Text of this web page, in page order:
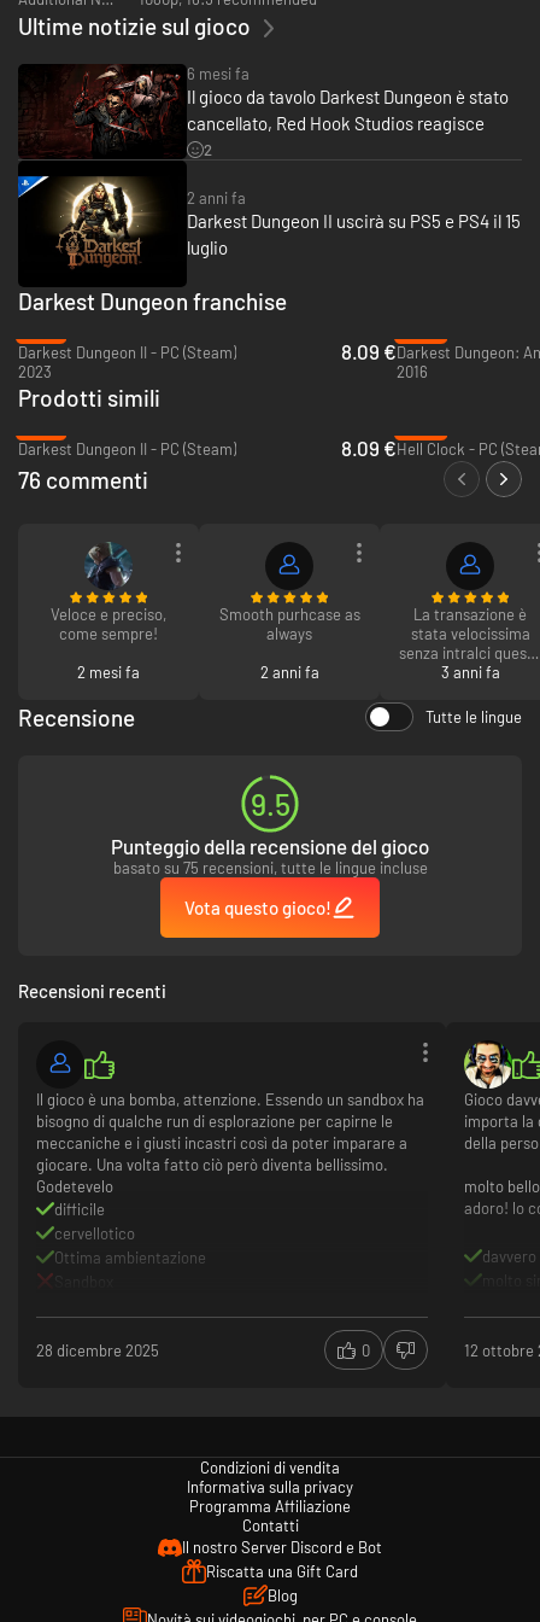
PG Gamer: Best RPG of 2016
Game Informer - Best RPGs of 2016: 3 Awards
IGN - Best of 2016: 2 Nominations
IGF 2016 - 3 Nominations
Rock Paper Shotgun - 50 Best RPGs of All Time
PAX 10 - 2015
Game Debate Best Indie Game 2016
SXSW Gamer's Choice Nominee 2015
MMORPG - Best Indie RPG (Pax East 2014), Best RPG Nomination PAX
Prime 2014
Indie Megabooth Selection - PAX East 2014, PAX Prime 2015
Ultime notizie sul gioco
6 mesi fa
Il gioco da tavolo Darkest Dungeon è stato
cancellato, Red Hook Studios reagisce
2
2 anni fa
Darkest Dungeon II uscirà su PS5 e PS4 il 15
luglio
Darkest Dungeon franchise
Darkest Dungeon II - PC (Steam)
2023
8.09 €
2016
Prodotti simili
Darkest Dungeon II - PC (Steam)
8.09 €Hell Clock - PC
76 commenti
Veloce e preciso,
come sempre!
2 mesi fa
Smooth purhcase as
always
2 anni fa
La transazione è
stata velocissima
senza intralci questo
servizio è squisito
3 anni fa
Recensione Tutte le lingue
9.5
Punteggio della recensione del gioco
basato su 75 recensioni, tutte le lingue incluse
Vota questo gioco!
Recensioni recenti
Il gioco è una bomba, attenzione. Essendo un sandbox ha
bisogno di qualche run di esplorazione per capirne le
meccaniche e i giusti incastri così da poter imparare a
giocare. Una volta fatto ciò però diventa bellissimo.
Godetevelo
difficile
cervellotico
Ottima ambientazione
28 dicembre 2025 0
Gioco
importa la
della
molto
adoro! lo
12 ottobre
Condizioni di vendita
Informativa sulla privacy
Programma Affiliazione
Contatti
Il nostro Server Discord e Bot
Riscatta una Gift Card
Blog